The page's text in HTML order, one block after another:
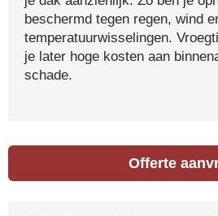
beschermd tegen regen, wind
temperatuurwisselingen.
je later hoge kosten aan
schade.
Offerte